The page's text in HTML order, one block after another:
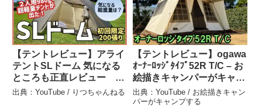
【テントレビュー】アライ
テントSLドーム 気になる
ところも正直レビュー ト
レックライズ1と比較 #ア
出典：YouTube / りつちゃんねる
【テントレビュー】ogawa
ｵｰﾅｰﾛｯｼﾞﾀｲﾌﾟ52R T/C – お
絵描きキャンパーがキャン
プする
出典：YouTube / お絵描きキャン
パーがキャンプする